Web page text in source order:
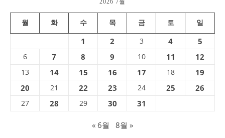
2026 7월
월 화 수 목 금 토 일
1 2 3 4 5
6 7 8 9 10 11 12
13 14 15 16 17 18
19
20
21 22 23 24 25 26
27 28 29 30 31
« 6월 8월 »